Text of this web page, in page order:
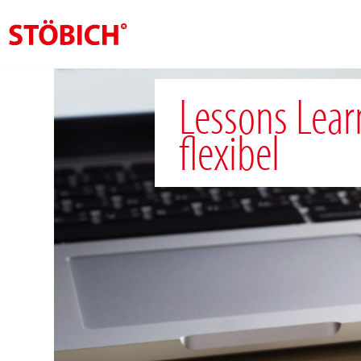
Über uns
Referenzen
Themenwelten
News
Kontakt
Lessons
flexibel